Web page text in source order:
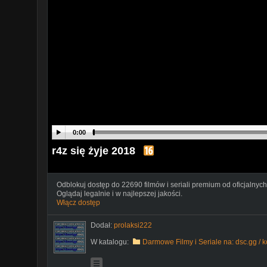
0:00
r4z się żyje 2018
Odblokuj dostęp do 22690 filmów i seriali premium od
Oglądaj legalnie i w najlepszej jakości.
Włącz dostęp
Dodał: prolaksi222
W katalogu:
Darmowe Filmy i Seriale na: dsc.gg /